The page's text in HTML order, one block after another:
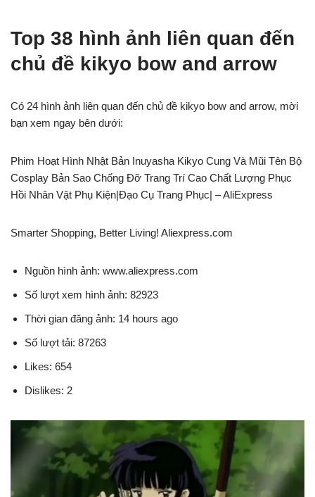
Top 38 hình ảnh liên quan đến
chủ đề kikyo bow and arrow
Có 24 hình ảnh liên quan đến chủ đề kikyo bow and arrow, mời
bạn xem ngay bên dưới:
Phim Hoạt Hình Nhật Bản Inuyasha Kikyo Cung Và Mũi Tên Bộ
Cosplay Bản Sao Chống Đỡ Trang Trí Cao Chất Lượng Phục
Hồi Nhân Vật Phụ Kiện|Đạo Cụ Trang Phục| – AliExpress
Smarter Shopping, Better Living! Aliexpress.com
Nguồn hình ảnh: www.aliexpress.com
Số lượt xem hình ảnh: 82923
Thời gian đăng ảnh: 14 hours ago
Số lượt tải: 87263
Likes: 654
Dislikes: 2